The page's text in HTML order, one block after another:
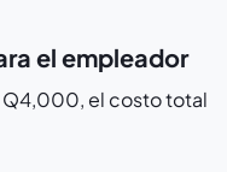
el empleador
Q4,000, el costo total